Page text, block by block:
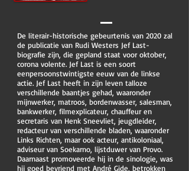
De literair-historische gebeurtenis van 2020 zal
de publicatie van Rudi Westers Jef Last-
biografie zijn, die gepland staat voor oktober,
corona volente. Jef Last is een soort
eenpersoonstwintigste eeuw van de linkse
actie. Jef Last heeft in zijn leven talloze
verschillende baantjes gehad, waaronder
mijnwerker, matroos, bordenwasser, salesman,
bankwerker, filmexplicateur, chauffeur en
secretaris van Henk Sneevliet, jeugdleider,
redacteur van verschillende bladen, waaronder
Links Richten, maar ook acteur, antikoloniaal,
adviseur van Soekarno, lijstduwer van Provo.
Daarnaast promoveerde hij in de sinologie, was
hij goed bevriend met André Gide, betrokken